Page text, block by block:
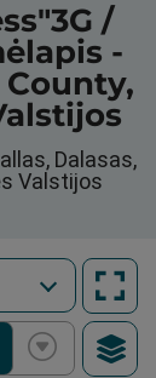
/
-
County,
Dalasas,
Valstijos